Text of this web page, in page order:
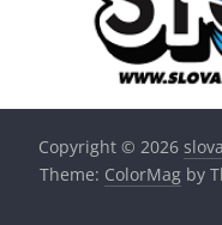
Copyright © 2026
Theme: ColorMagby